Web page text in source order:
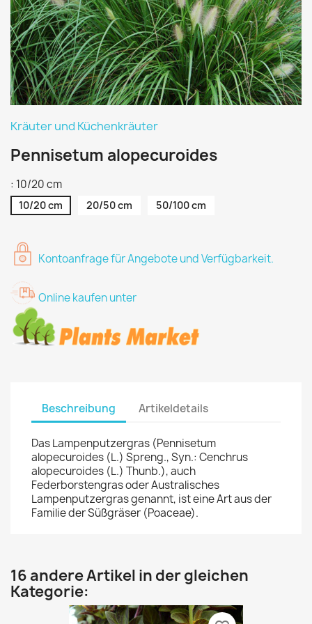
Kräuter und Küchenkräuter
Pennisetum alopecuroides
: 10/20 cm
10/20 cm 20/50 cm 50/100 cm
Kontoanfrage für Angebote und Verfügbarkeit.
Online kaufen unter
Beschreibung Artikeldetails
Das Lampenputzergras (Pennisetum
alopecuroides (L.) Spreng., Syn.: Cenchrus
alopecuroides (L.) Thunb.), auch
Federborstengras oder Australisches
Lampenputzergras genannt, ist eine Art aus der
Familie der Süßgräser (Poaceae).
16 andere Artikel in der gleichen
Kategorie: